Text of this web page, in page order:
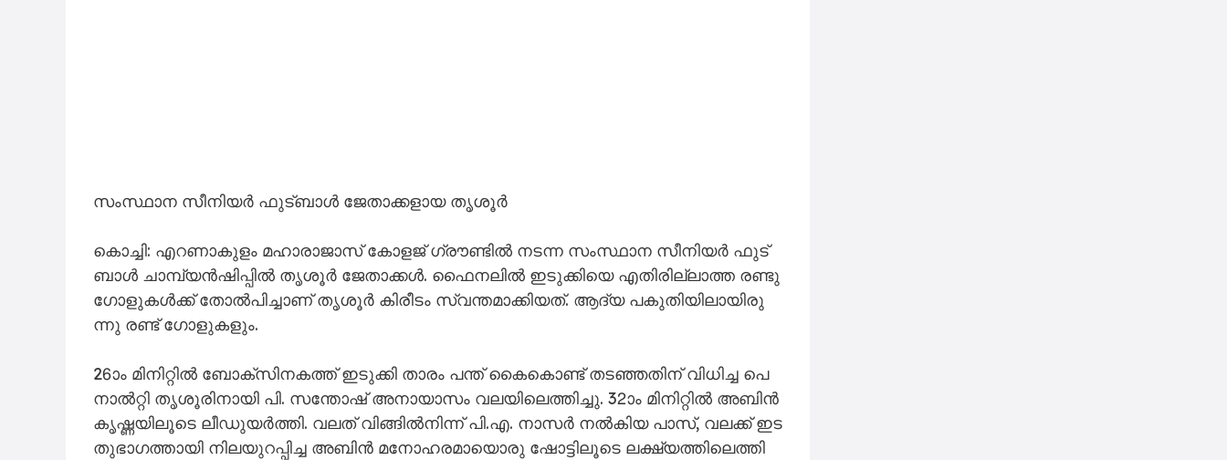
സംസ്ഥാന സീനിയർ ഫുട്ബാൾ ജേതാക്കളായ തൃശൂർ
കൊ​ച്ചി: എ​റ​ണാ​കു​ളം മ​ഹാ​രാ​ജാ​സ് കോ​ള​ജ് ഗ്രൗ​ണ്ടി​ല്‍ ന​ട​ന്ന സം​സ്ഥാ​ന സീ​നി​യ​ര്‍ ഫു​ട്‌​
ബാ​ള്‍ ചാ​മ്പ്യ​ന്‍ഷി​പ്പി​ല്‍ തൃ​ശൂ​ര്‍ ജേ​താ​ക്ക​ള്‍. ഫൈ​ന​ലി​ൽ ഇ​ടു​ക്കി​യെ എ​തി​രി​ല്ലാ​ത്ത ര​ണ്ടു
ഗോ​ളു​ക​ൾ​ക്ക്​ തോ​ല്‍പി​ച്ചാ​ണ് തൃ​ശൂ​ർ കി​രീ​ടം സ്വ​ന്ത​മാ​ക്കി​യ​ത്. ആ​ദ്യ പ​കു​തി​യി​ലാ​യി​രു​
ന്നു ര​ണ്ട് ഗോ​ളു​ക​ളും.
26ാം മി​നി​റ്റി​ല്‍ ബോ​ക്‌​സി​ന​ക​ത്ത് ഇ​ടു​ക്കി താ​രം പ​ന്ത്​ കൈ​കൊ​ണ്ട് ത​ട​ഞ്ഞ​തി​ന് വി​ധി​ച്ച പെ​
നാ​ല്‍റ്റി തൃ​ശൂ​രി​നാ​യി പി. ​സ​ന്തോ​ഷ് അ​നാ​യാ​സം വ​ല​യി​ലെ​ത്തി​ച്ചു. 32ാം മി​നി​റ്റി​ല്‍ അ​ബി​ന്‍
കൃ​ഷ്ണ​യി​ലൂ​ടെ ലീ​ഡു​യ​ര്‍ത്തി. വ​ല​ത് വി​ങ്ങി​ല്‍നി​ന്ന് പി.​എ. നാ​സ​ര്‍ ന​ല്‍കി​യ പാ​സ്, വ​ല​ക്ക് ഇ​ട​
തു​ഭാ​ഗ​ത്താ​യി നി​ല​യു​റ​പ്പി​ച്ച അ​ബി​ന്‍ മ​നോ​ഹ​ര​മാ​യൊ​രു ഷോ​ട്ടി​ലൂ​ടെ ല​ക്ഷ്യ​ത്തി​ലെ​ത്തി​